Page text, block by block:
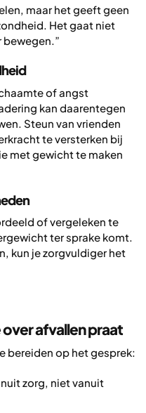
maar het geeft geen
Het gaat niet
bewegen.”
of angst
kan daarentegen
Steun van vrienden
te versterken bij
met gewicht te maken
of vergeleken te
ter sprake komt.
kun je zorgvuldiger het
afvallen praat
bereiden op het gesprek:
zorg, niet vanuit